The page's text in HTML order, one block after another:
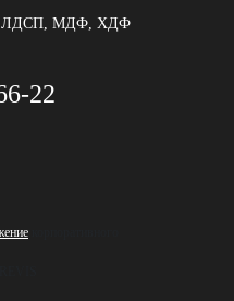
ЛДСП, МДФ, ХДФ
22